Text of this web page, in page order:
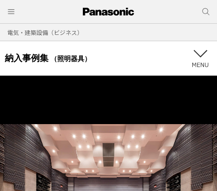
電気・建築設備（ビジネス）
納入事例集 （照明器具）